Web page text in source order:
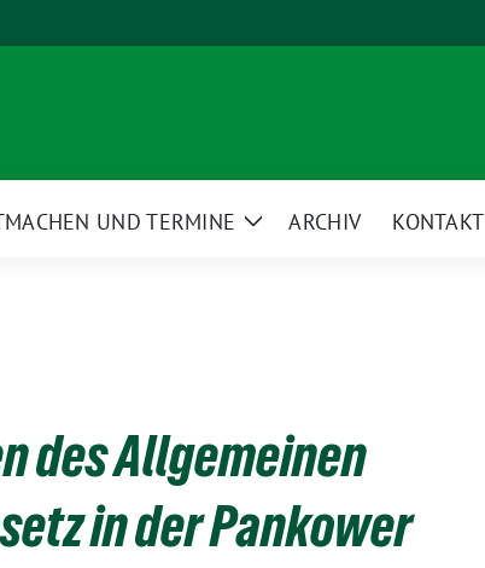
UND TERMINE
ZeigeARCHIV KONTAKT
des Allgemeinen
in der Pankower